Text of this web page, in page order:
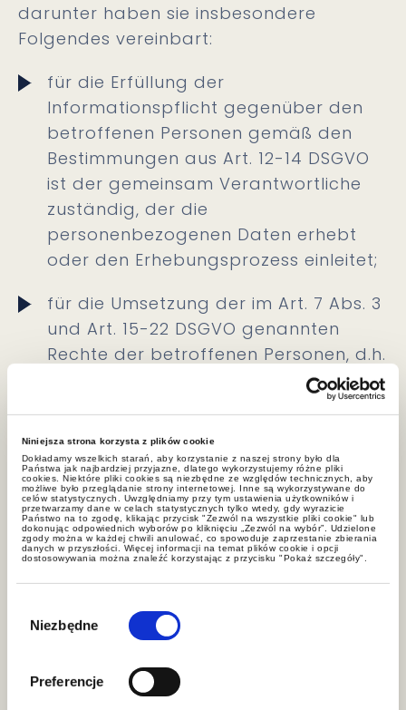
Niniejsza strona korzysta z plików cookie
Dokładamy wszelkich starań, aby korzystanie z naszej strony było dla
Państwa jak najbardziej przyjazne, dlatego wykorzystujemy różne pliki
cookies. Niektóre pliki cookies są niezbędne ze względów technicznych, aby
możliwe było przeglądanie strony internetowej. Inne są wykorzystywane do
celów statystycznych. Uwzględniamy przy tym ustawienia użytkowników i
przetwarzamy dane w celach statystycznych tylko wtedy, gdy wyrazicie
Państwo na to zgodę, klikając przycisk "Zezwól na wszystkie pliki cookie" lub
dokonując odpowiednich wyborów po kliknięciu „Zezwól na wybór”. Udzielone
zgody można w każdej chwili anulować, co spowoduje zaprzestanie zbierania
danych w przyszłości. Więcej informacji na temat plików cookie i opcji
dostosowywania można znaleźć korzystając z przycisku "Pokaż szczegóły".
zgody
Niezbędne
Preferencje
darunter haben sie insbesondere
Folgendes vereinbart:
für die Erfüllung der
Informationspflicht gegenüber den
betroffenen Personen gemäß den
Bestimmungen aus Art. 12-14 DSGVO
ist der gemeinsam Verantwortliche
zuständig, der die
personenbezogenen Daten erhebt
oder den Erhebungsprozess einleitet;
für die Umsetzung der im Art. 7 Abs. 3
und Art. 15-22 DSGVO genannten
Rechte der betroffenen Personen, d.h.
Widerruf der Einwilligung, Ausübung
personenbezogenen Daten,
Berichtigung, Löschung,
Einschränkung der Verarbeitung,
Übertragbarkeit personenbezogener
Daten, Einspruch gegen die
Verarbeitung personenbezogener
Daten, ist der gemeinsam
Verantwortliche zuständig, bei dem
der Antrag eingegangen ist;
für die Erfüllung der Pflichten der
gemeinsam Verantwortlichen